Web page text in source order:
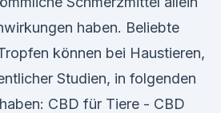
haben. Beliebte
können bei Haustieren,
Studien, in folgenden
CBD für Tiere - CBD